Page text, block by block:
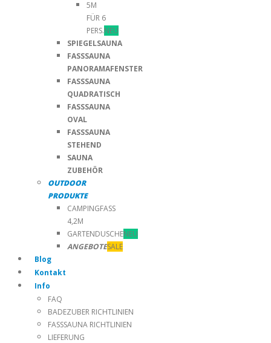
5M
FÜR 6
PERS.NEU
SPIEGELSAUNA
FASSSAUNA
PANORAMAFENSTER
FASSSAUNA
QUADRATISCH
FASSSAUNA
OVAL
FASSSAUNA
STEHEND
SAUNA
ZUBEHÖR
OUTDOOR
PRODUKTE
CAMPINGFASS
4,2M
GARTENDUSCHENEU
ANGEBOTESALE
Blog
Kontakt
Info
FAQ
BADEZUBER RICHTLINIEN
FASSSAUNA RICHTLINIEN
LIEFERUNG